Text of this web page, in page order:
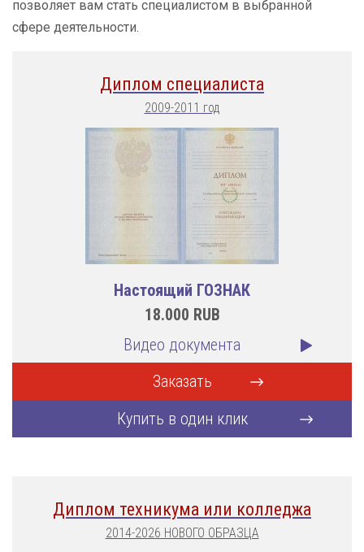
позволяет вам стать специалистом в выбранной
сфере деятельности.
Диплом специалиста
2009-2011 год
Настоящий ГОЗНАК
18.000 RUB
Видео документа
Заказать
Купить в один клик
Диплом техникума или колледжа
2014-2026 НОВОГО ОБРАЗЦА